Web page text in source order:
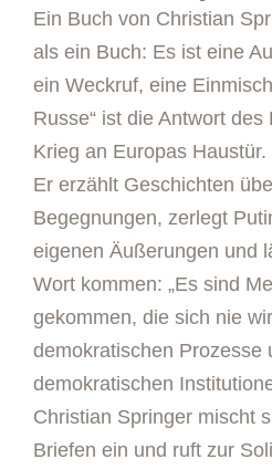
Ein Buch von Christian
als ein Buch: Es ist eine
ein Weckruf, eine
Russe“ ist die Antwort
Krieg an Europas Haustür.
Er erzählt Geschichten
Begegnungen, zerlegt
eigenen Äußerungen und
Wort kommen: „Es sind
gekommen, die sich nie
demokratischen Prozesse
demokratischen
Christian Springer mischt
Briefen ein und ruft zur